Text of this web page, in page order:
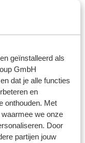
geïnstalleerd als
GmbH
dat je alle functies
en
onthouden. Met
we onze
Door
partijen jouw